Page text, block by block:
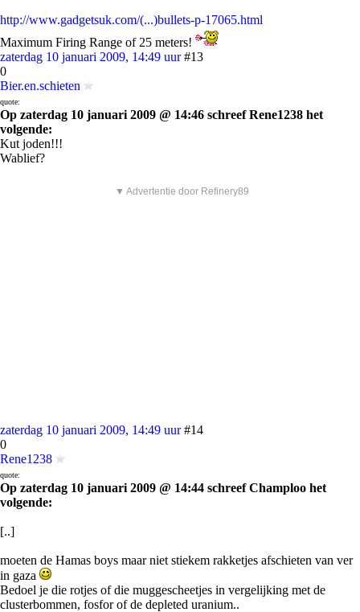
http://www.gadgetsuk.com/(...)bullets-p-17065.html
Maximum Firing Range of 25 meters!
zaterdag 10 januari 2009, 14:49 uur #13
0
Bier.en.schieten
quote:
Op zaterdag 10 januari 2009 @ 14:46 schreef Rene1238 het
volgende:
Kut joden!!!
Wablief?
▼ Advertentie door Refinery89
zaterdag 10 januari 2009, 14:49 uur #14
0
Rene1238
quote:
Op zaterdag 10 januari 2009 @ 14:44 schreef Champloo het
volgende:
[..]
moeten de Hamas boys maar niet stiekem rakketjes afschieten van ver
in gaza
Bedoel je die rotjes of die muggescheetjes in vergelijking met de
clusterbommen, fosfor of de depleted uranium..